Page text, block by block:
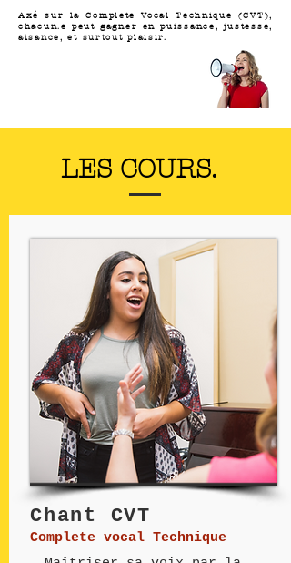
Axé sur la Complete Vocal Technique (CVT),
chacun.e peut gagner en puissance, justesse,
aisance, et surtout plaisir.
LES COURS.
Chant CVT
Complete vocal Technique